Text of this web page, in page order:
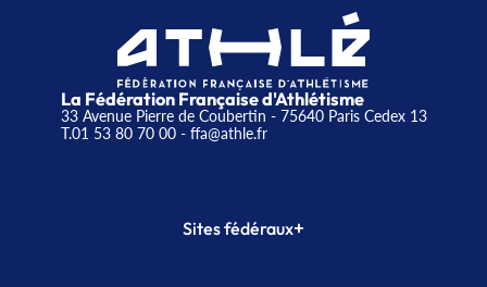
La Fédération Française d'Athlétisme
33 Avenue Pierre de Coubertin - 75640 Paris Cedex 13
T.01 53 80 70 00- ffa@athle.fr
Sites fédéraux+